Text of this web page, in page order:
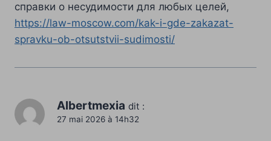
справки о несудимости для любых целей,
https://law-moscow.com/kak-i-gde-zakazat-
spravku-ob-otsutstvii-sudimosti/
Albertmexia dit :
27 mai 2026 à 14h32